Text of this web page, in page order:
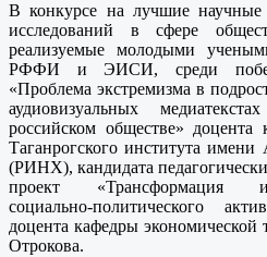
В конкурсе на лучшие научные
исследований в сфере
реализуемые молодыми
РФФИ и ЭИСИ, среди
«Проблема экстремизма в
аудиовизуальных
российском обществе»
Таганрогского института
(РИНХ), кандидата
проект «Трансформация
социально-политического
доцента кафедры
Отрокова.